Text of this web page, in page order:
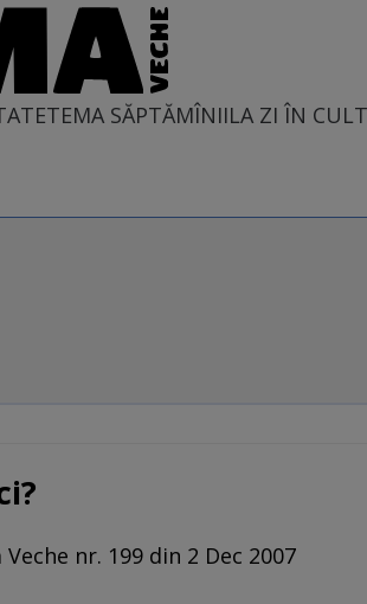
TEMA SĂPTĂMÎNIILA ZI ÎN
nr. 199 din 2 Dec 2007